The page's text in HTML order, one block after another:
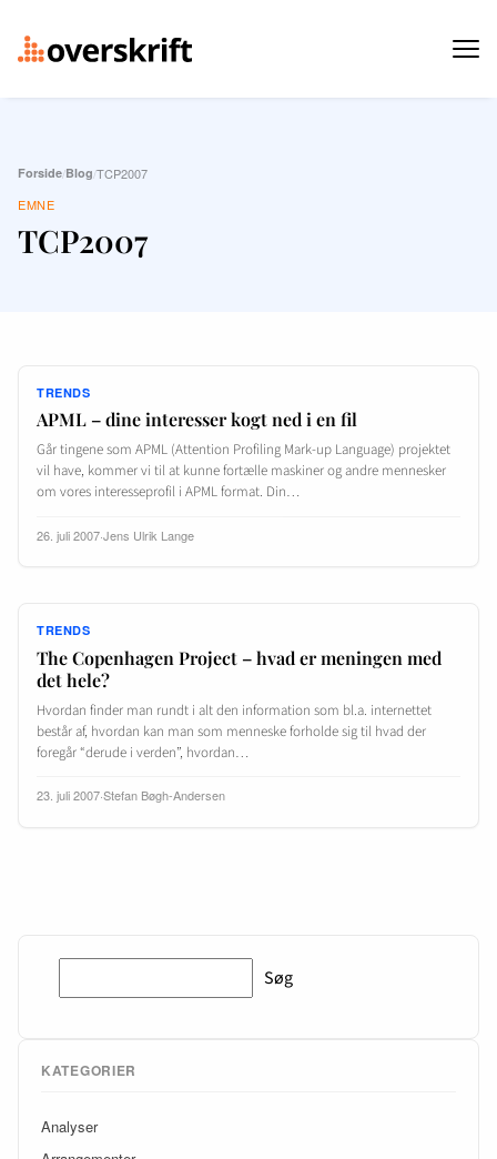
Forside/Blog/TCP2007
EMNE
TCP2007
TRENDS
APML – dine interesser kogt ned i en fil
Går tingene som APML (Attention Profiling Mark-up Language) projektet
vil have, kommer vi til at kunne fortælle maskiner og andre mennesker
om vores interesseprofil i APML format. Din…
26. juli 2007·Jens Ulrik Lange
TRENDS
The Copenhagen Project – hvad er meningen med
det hele?
Hvordan finder man rundt i alt den information som bl.a. internettet
består af, hvordan kan man som menneske forholde sig til hvad der
foregår “derude i verden”, hvordan…
23. juli 2007·Stefan Bøgh-Andersen
Søg
KATEGORIER
Analyser